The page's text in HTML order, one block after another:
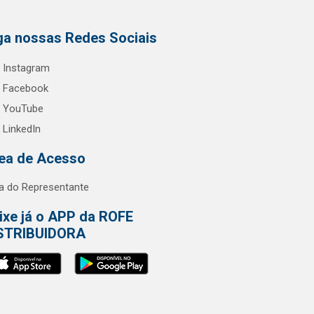
nossas Redes Sociais
Instagram
Facebook
YouTube
LinkedIn
de Acesso
do Representante
já o APP da ROFE